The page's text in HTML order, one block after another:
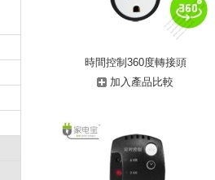
時間控制360度轉接頭
加入產品比較